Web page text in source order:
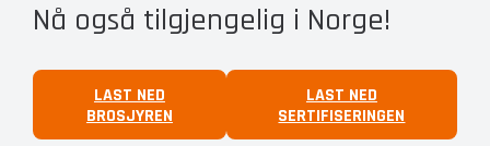
Nå også tilgjengelig i Norge!
LAST NED
BROSJYREN
LAST NED
SERTIFISERINGEN